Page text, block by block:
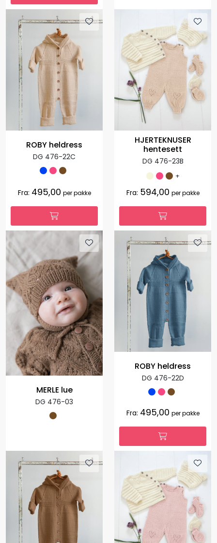
ROBY heldress
DG 476-22C
Fra: 495,00 per pakke
HJERTEKNUSER
hentesett
DG 476-23B
+
Fra: 594,00 per pakke
MERLE lue
DG 476-03
ROBY heldress
DG 476-22D
Fra: 495,00 per pakke